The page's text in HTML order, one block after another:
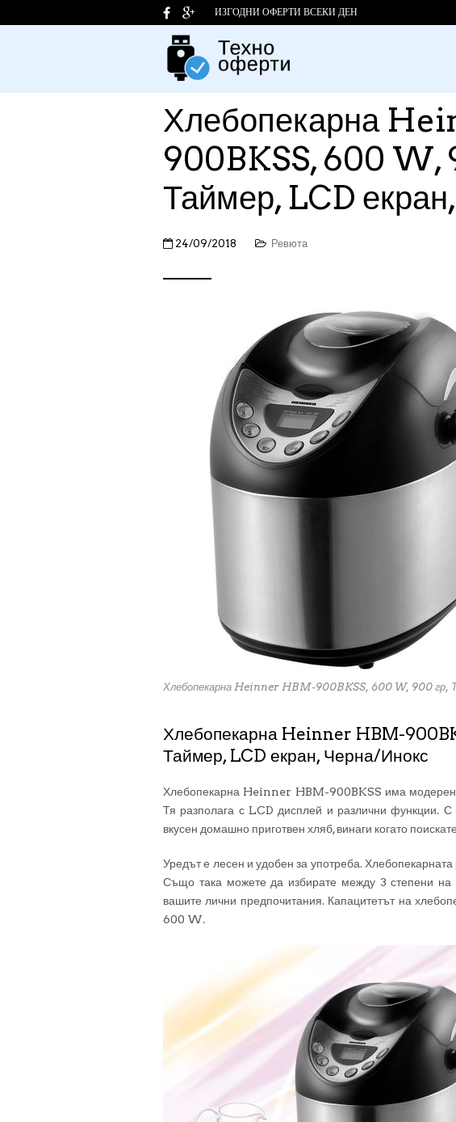
ИЗГОДНИ ОФЕРТИ ВСЕКИ ДЕН
Хлебопекарна
900BKSS, 600 W,
Таймер, LCD
24/09/2018 Ревюта
Хлебопекарна Heinner HBM-900BKSS, 600 W, 900 гр,
Хлебопекарна Heinner HBM-
Таймер, LCD екран, Черна/Инокс
Хлебопекарна Heinner HBM-900BKSS има модерен
Тя разполага с LCD дисплей и различни функции.
вкусен домашно приготвен хляб, винаги когато
Уредът е лесен и удобен за употреба.
Също така можете да избирате между 3 степени на
вашите лични предпочитания. Капацитетът на
600 W.